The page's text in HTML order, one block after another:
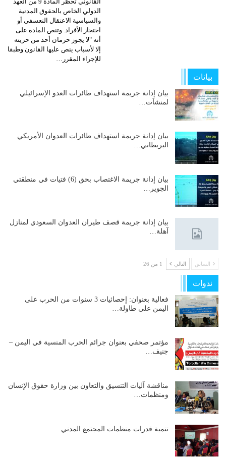
الدولي الخاص بالحقوق المدنية
والسياسية الاعتقال التعسفي أو
احتجاز الأفراد. وتنص المادة على
أنه "لا يجوز حرمان أحد من حريته
إلا لأسباب ينص عليها القانون وطبقا
للإجراء المقرر…
بيانات
بيان إدانة جريمة استهداف طائرات العدو الإسرائيلي
لمنشآت…
بيان إدانة جريمة استهداف طائرات العدوان الأمريكي
البريطاني…
بيان إدانة جريمة الاغتصاب بحق (6) فتيات في منطقتي
الجوير…
بيان إدانة جريمة قصف طيران العدوان السعودي لمنازل
آهلة…
السابق التالي 1 من 26
ندوات
فعالية بعنوان: إحصائيات 3 سنوات من الحرب على
اليمن على طاولة…
مؤتمر صحفي بعنوان جرائم الحرب المنسية في اليمن –
جنيف…
مناقشة آليات التنسيق والتعاون بين وزارة حقوق الإنسان
ومنظمات…
تنمية قدرات منظمات المجتمع المدني